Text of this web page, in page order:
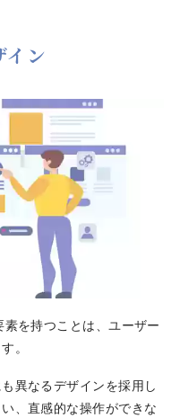
イン
を持つことは、ユーザー
。
異なるデザインを採用し
、直感的な操作ができな